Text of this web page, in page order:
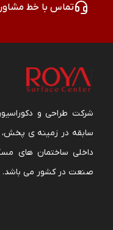
تماس با خط
شرکت طراحی و
سابقه در زمینه ی پخش،
داخلی ساختمان های
صنعت در کشور می باشد.